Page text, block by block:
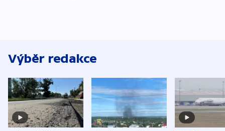
Výběr redakce